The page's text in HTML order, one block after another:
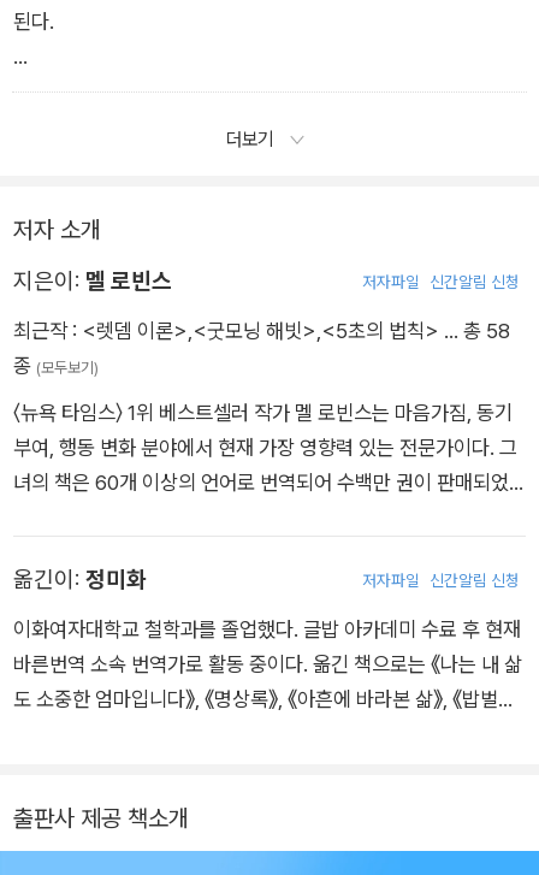
된다.
뇌는 행동하지 못하도록 설득하는 수많은 방법을 갖고 있다.
더보기
저자 소개
지은이: 멜 로빈스 저자파일 신간알림 신청
최근작 : <렛뎀 이론>,<굿모닝 해빗>,<5초의 법칙> … 총 58
종 (모두보기)
〈뉴욕 타임스〉 1위 베스트셀러 작가 멜 로빈스는 마음가짐, 동기
부여, 행동 변화 분야에서 현재 가장 영향력 있는 전문가이다. 그
녀의 책은 60개 이상의 언어로 번역되어 수백만 권이 판매되었
조회수를 기록하며 국경을 넘나드는 인기를 증명한다. 오늘도 그
녀는 전세계 교육 팟캐스트 분야에서 1위를 차지한 〈멜 로빈스 팟
캐스트〉(The Mel Robbins Podcast)를 통해 194개국 청취자
들에게 용기와 자신감을 불어넣는 방송을 하고 있다. 미디어 회사
쉬운 행동으로 풀어내는 데 탁월한 그녀는 전세계적 베스트셀러
옮긴이: 정미화 저자파일 신간알림 신청
이화여자대학교 철학과를 졸업했다. 글밥 아카데미 수료 후 현재
바른번역 소속 번역가로 활동 중이다. 옮긴 책으로는 《나는 내 삶
도 소중한 엄마입니다》, 《명상록》, 《아흔에 바라본 삶》, 《밥벌이
출판사 제공 책소개